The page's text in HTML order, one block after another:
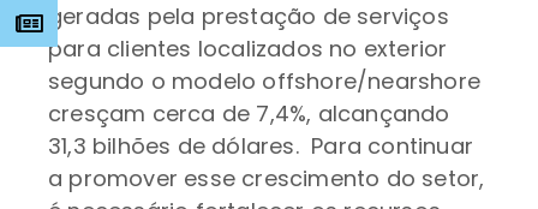
geradas pela prestação de serviços
para clientes localizados no exterior
segundo o modelo offshore/nearshore
cresçam cerca de 7,4%, alcançando
31,3 bilhões de dólares. Para continuar
a promover esse crescimento do setor,